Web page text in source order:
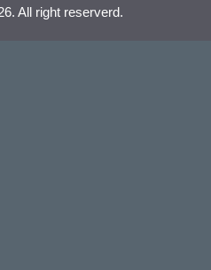
All right reserverd.